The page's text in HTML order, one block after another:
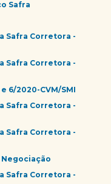
Safra
Safra Corretora -
Safra Corretora -
6/2020-CVM/SMI
Safra Corretora -
Safra Corretora -
Safra Corretora -